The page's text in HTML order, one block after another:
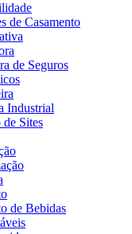
de Casamento
de Seguros
Industrial
de Sites
de Bebidas